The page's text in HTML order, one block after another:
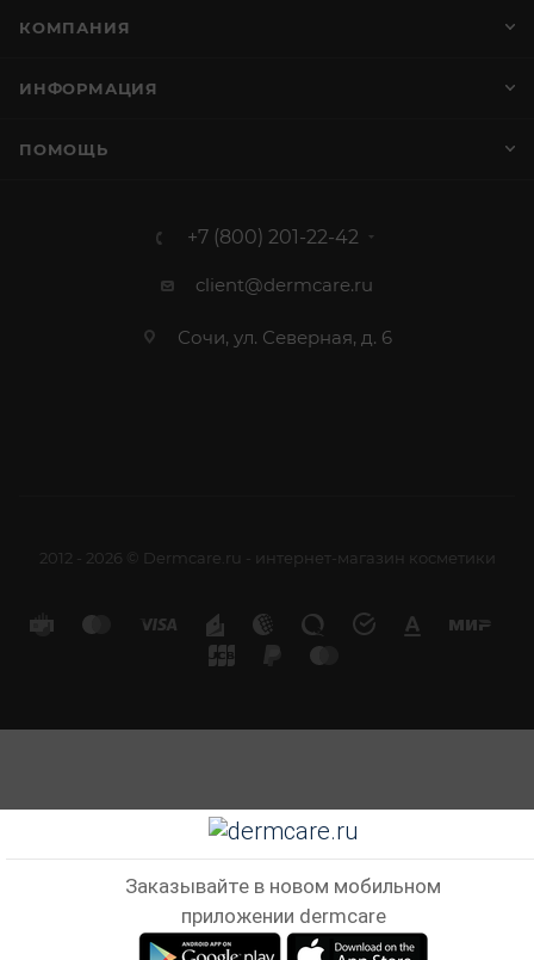
КОМПАНИЯ
ИНФОРМАЦИЯ
ПОМОЩЬ
+7 (800) 201-22-42
client@dermcare.ru
Сочи, ул. Северная, д. 6
2012 - 2026 © Dermcare.ru - интернет-магазин косметики
Заказывайте в новом мобильном
приложении dermcare